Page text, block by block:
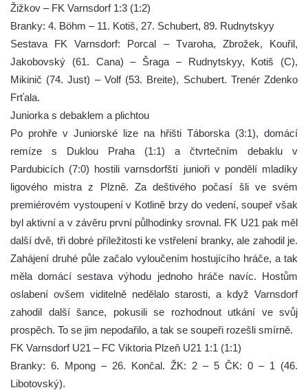
Žižkov – FK Varnsdorf 1:3 (1:2)
Branky: 4. Böhm – 11. Kotiš, 27. Schubert, 89. Rudnytskyy
Sestava FK Varnsdorf: Porcal – Tvaroha, Zbrožek, Kouřil,
Jakobovský (61. Cana) – Šraga – Rudnytskyy, Kotiš (C),
Mikinič (74. Just) – Volf (53. Breite), Schubert. Trenér Zdenko
Frťala.
Juniorka s debaklem a plichtou
Po prohře v Juniorské lize na hřišti Táborska (3:1), domácí
remíze s Duklou Praha (1:1) a čtvrtečním debaklu v
Pardubicích (7:0) hostili varnsdorfští junioři v pondělí mladíky
ligového mistra z Plzně. Za deštivého počasí šli ve svém
premiérovém vystoupení v Kotlině brzy do vedení, soupeř však
byl aktivní a v závěru první půlhodinky srovnal. FK U21 pak měl
další dvě, tři dobré příležitosti ke vstřelení branky, ale zahodil je.
Zahájení druhé půle začalo vyloučením hostujícího hráče, a tak
měla domácí sestava výhodu jednoho hráče navíc. Hostům
oslabení ovšem viditelně nedělalo starosti, a když Varnsdorf
zahodil další šance, pokusili se rozhodnout utkání ve svůj
prospěch. To se jim nepodařilo, a tak se soupeři rozešli smírně.
FK Varnsdorf U21 – FC Viktoria Plzeň U21 1:1 (1:1)
Branky: 6. Mpong – 26. Končal. ŽK: 2 – 5 ČK: 0 – 1 (46.
Libotovský).